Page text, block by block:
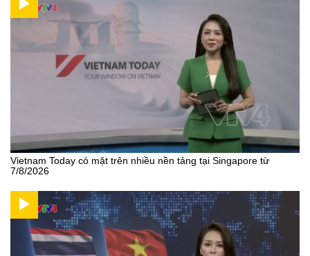
Vietnam Today có mặt trên nhiều nền tảng tại Singapore từ
7/8/2026